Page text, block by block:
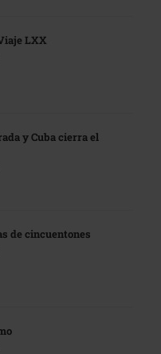
LXX
y Cuba cierra el
de cincuentones